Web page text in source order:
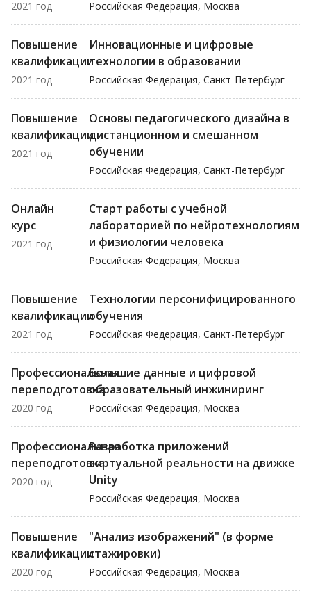
2021 год Российская Федерация, Москва
Повышение
квалификации
2021 год
Инновационные и цифровые
технологии в образовании
Российская Федерация, Санкт-Петербург
Повышение
квалификации
2021 год
Основы педагогического дизайна в
дистанционном и смешанном
обучении
Российская Федерация, Санкт-Петербург
Онлайн
курс
2021 год
Старт работы с учебной
лабораторией по нейротехнологиям
и физиологии человека
Российская Федерация, Москва
Повышение
квалификации
2021 год
Технологии персонифицированного
обучения
Российская Федерация, Санкт-Петербург
Профессиональная
переподготовка
2020 год
Большие данные и цифровой
образовательный инжиниринг
Российская Федерация, Москва
Профессиональная
переподготовка
2020 год
Разработка приложений
виртуальной реальности на движке
Unity
Российская Федерация, Москва
Повышение
квалификации
2020 год
"Анализ изображений" (в форме
стажировки)
Российская Федерация, Москва